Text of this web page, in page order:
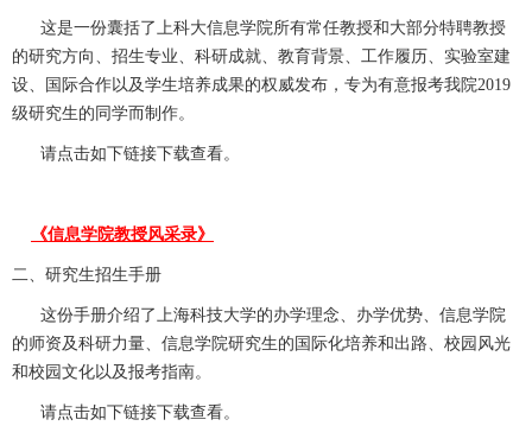
这是一份囊括了上科大信息学院所有常任教授和大部分特聘教授
的研究方向、招生专业、科研成就、教育背景、工作履历、实验室建
设、国际合作以及学生培养成果的权威发布，专为有意报考我院2019
级研究生的同学而制作。
请点击如下链接下载查看。
《信息学院教授风采录》
二、研究生招生手册
这份手册介绍了上海科技大学的办学理念、办学优势、信息学院
的师资及科研力量、信息学院研究生的国际化培养和出路、校园风光
和校园文化以及报考指南。
请点击如下链接下载查看。